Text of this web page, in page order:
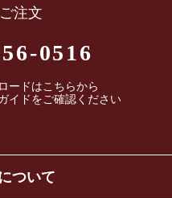
注文
0516
ードは こちらから
イドをご確認ください
ついて